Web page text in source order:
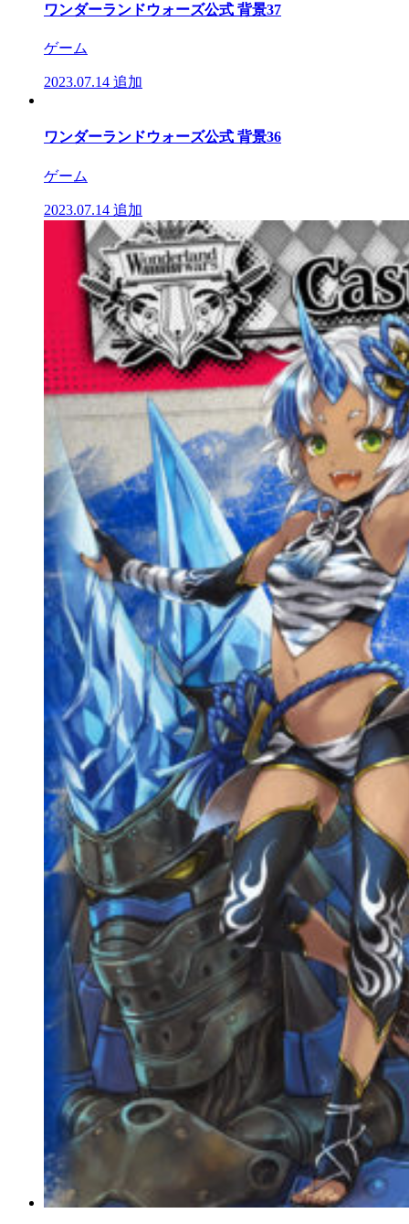
ワンダーランドウォーズ公式 背景37
ゲーム
2023.07.14 追加
ワンダーランドウォーズ公式 背景36
ゲーム
2023.07.14 追加